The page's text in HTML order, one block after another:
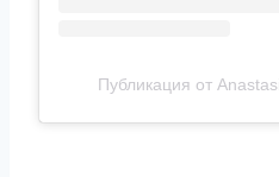
Публикация от